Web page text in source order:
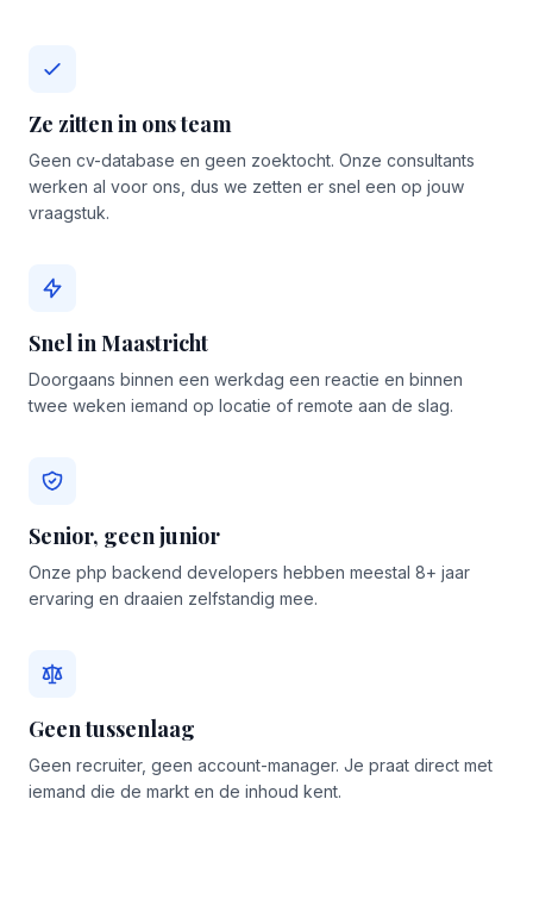
Ze zitten in ons team
Geen cv-database en geen zoektocht. Onze consultants
werken al voor ons, dus we zetten er snel een op jouw
vraagstuk.
Snel in Maastricht
Doorgaans binnen een werkdag een reactie en binnen
twee weken iemand op locatie of remote aan de slag.
Senior, geen junior
Onze php backend developers hebben meestal 8+ jaar
ervaring en draaien zelfstandig mee.
Geen tussenlaag
Geen recruiter, geen account-manager. Je praat direct met
iemand die de markt en de inhoud kent.